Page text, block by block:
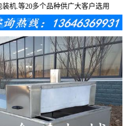
机.等20多个品种供广大客户选用